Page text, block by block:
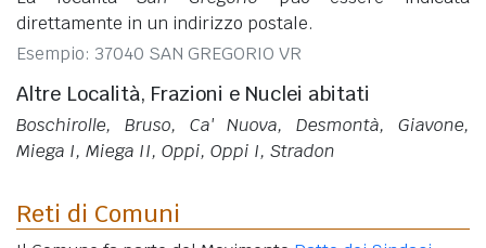
direttamente in un indirizzo postale.
Esempio: 37040 SAN GREGORIO VR
Altre Località, Frazioni e Nuclei abitati
Boschirolle, Bruso, Ca' Nuova, Desmontà, Giavone,
Miega I, Miega II, Oppi, Oppi I, Stradon
Reti di Comuni